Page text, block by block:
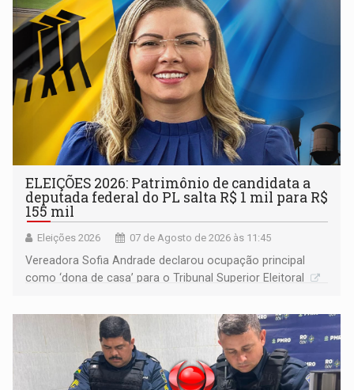
ELEIÇÕES 2026: Patrimônio de candidata a
deputada federal do PL salta R$ 1 mil para R$
155 mil
Eleições 2026 07 de Agosto de 2026 às 11:45
Vereadora Sofia Andrade declarou ocupação principal
como ‘dona de casa’ para o Tribunal Superior Eleitoral